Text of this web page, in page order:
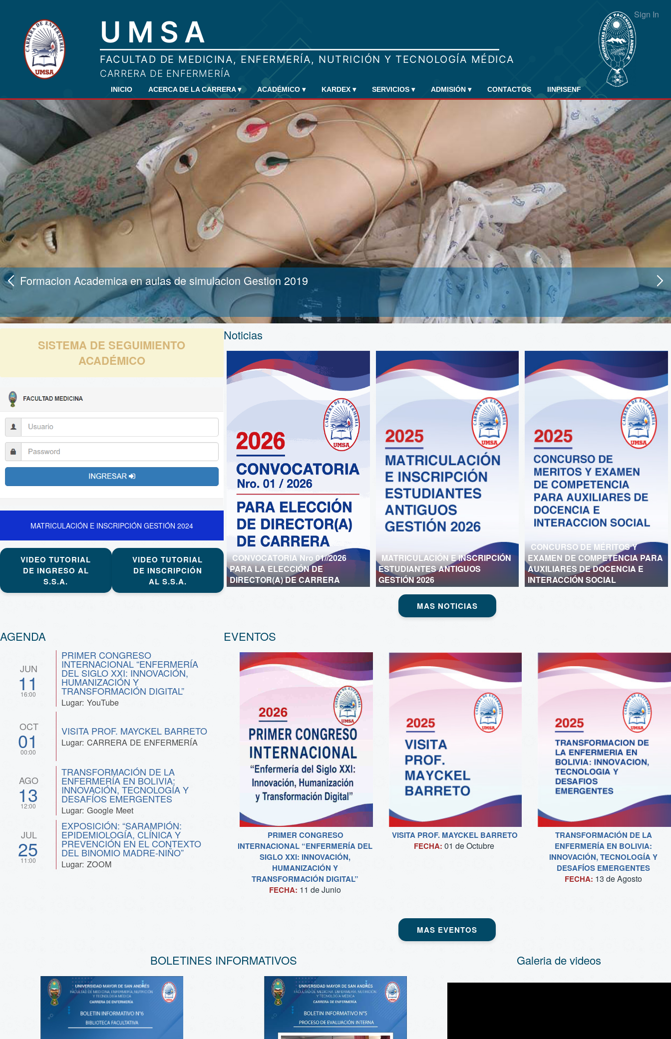
Sign In
INICIO ACERCA DE LA CARRERA▾ ACADÉMICO ▾ KARDEX ▾ SERVICIOS ▾ ADMISIÓN ▾ CONTACTOS IINPISENF
Formacion Academica en aulas de simulacion Gestion 2019
SISTEMA DE SEGUIMIENTO
ACADÉMICO
MATRICULACIÓN E INSCRIPCIÓN GESTIÓN 2024
VIDEO TUTORIAL
DE INGRESO AL
S.S.A.
VIDEO TUTORIAL
DE INSCRIPCIÓN
AL S.S.A.
Noticias
CONVOCATORIA Nro 01//2026
PARA LA ELECCIÓN DE
DIRECTOR(A) DE CARRERA
MATRICULACIÓN E INSCRIPCIÓN
ESTUDIANTES ANTIGUOS
GESTIÓN 2026
CONCURSO DE MÉRITOS Y
EXAMEN DE COMPETENCIA PARA
AUXILIARES DE DOCENCIA E
INTERACCIÓN SOCIAL
MAS NOTICIAS
AGENDA
JUN
11
16:00
PRIMER CONGRESO
INTERNACIONAL “ENFERMERÍA
DEL SIGLO XXI: INNOVACIÓN,
HUMANIZACIÓN Y
TRANSFORMACIÓN DIGITAL”
Lugar: YouTube
OCT
01
00:00
VISITA PROF. MAYCKEL BARRETO
Lugar: CARRERA DE ENFERMERÍA
AGO
13
12:00
TRANSFORMACIÓN DE LA
ENFERMERÍA EN BOLIVIA:
INNOVACIÓN, TECNOLOGÍA Y
DESAFÍOS EMERGENTES
Lugar: Google Meet
JUL
25
11:00
EXPOSICIÓN: “SARAMPIÓN:
EPIDEMIOLOGÍA, CLÍNICA Y
PREVENCIÓN EN EL CONTEXTO
DEL BINOMIO MADRE-NIÑO”
Lugar: ZOOM
EVENTOS
PRIMER CONGRESO
INTERNACIONAL “ENFERMERÍA DEL
SIGLO XXI: INNOVACIÓN,
HUMANIZACIÓN Y
TRANSFORMACIÓN DIGITAL”
FECHA: 11 deJunio
VISITA PROF. MAYCKEL BARRETO
FECHA: 01 deOctubre
TRANSFORMACIÓN DE LA
ENFERMERÍA EN BOLIVIA:
INNOVACIÓN, TECNOLOGÍA Y
DESAFÍOS EMERGENTES
FECHA: 13 deAgosto
MAS EVENTOS
BOLETINES INFORMATIVOS Galeria de videos